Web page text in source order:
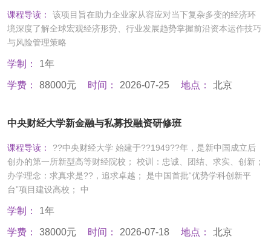
课程导读：
该项目旨在助力企业家从容应对当下复杂多变的经济环
境深度了解全球宏观经济形势、行业发展趋势掌握前沿资本运作技巧
与风险管理策略
学制： 1年
学费： 88000元 时间： 2026-07-25 地点： 北京
中央财经大学新金融与私募投融资研修班
课程导读：
??中央财经大学 始建于??1949??年，是新中国成立后
创办的第一所新型高等财经院校； 校训：忠诚、团结、求实、创新；
办学理念：求真求是??，追求卓越； 是中国首批“优势学科创新平
台”项目建设高校； 中
学制： 1年
学费： 38000元 时间： 2026-07-18 地点： 北京